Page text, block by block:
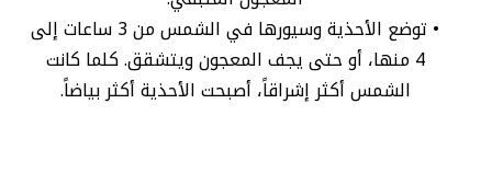
• توضع الأحذية وسيورها في الشمس من 3 ساعات إلى
4 منها، أو حتى يجف المعجون ويتشقق. كلما كانت
الشمس أكثر إشراقاً، أصبحت الأحذية أكثر بياضاً.